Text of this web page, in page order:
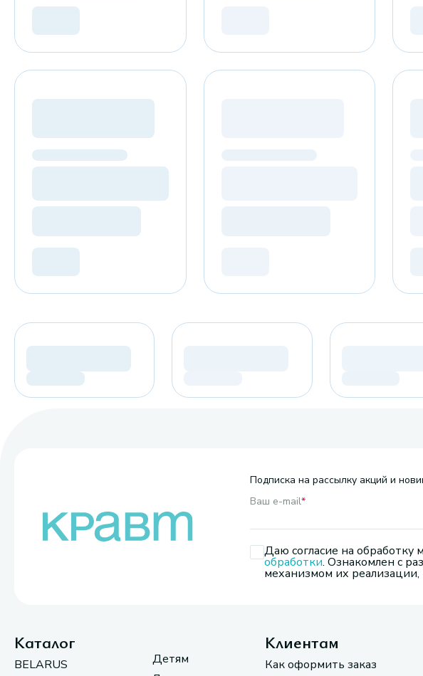
Подписка на рассылку акций и
Ваш e-mail*
Даю согласие на обработку
обработки. Ознакомлен с
механизмом их реализации,
Каталог
BELARUS
Детям
Клиентам
Как оформить заказ